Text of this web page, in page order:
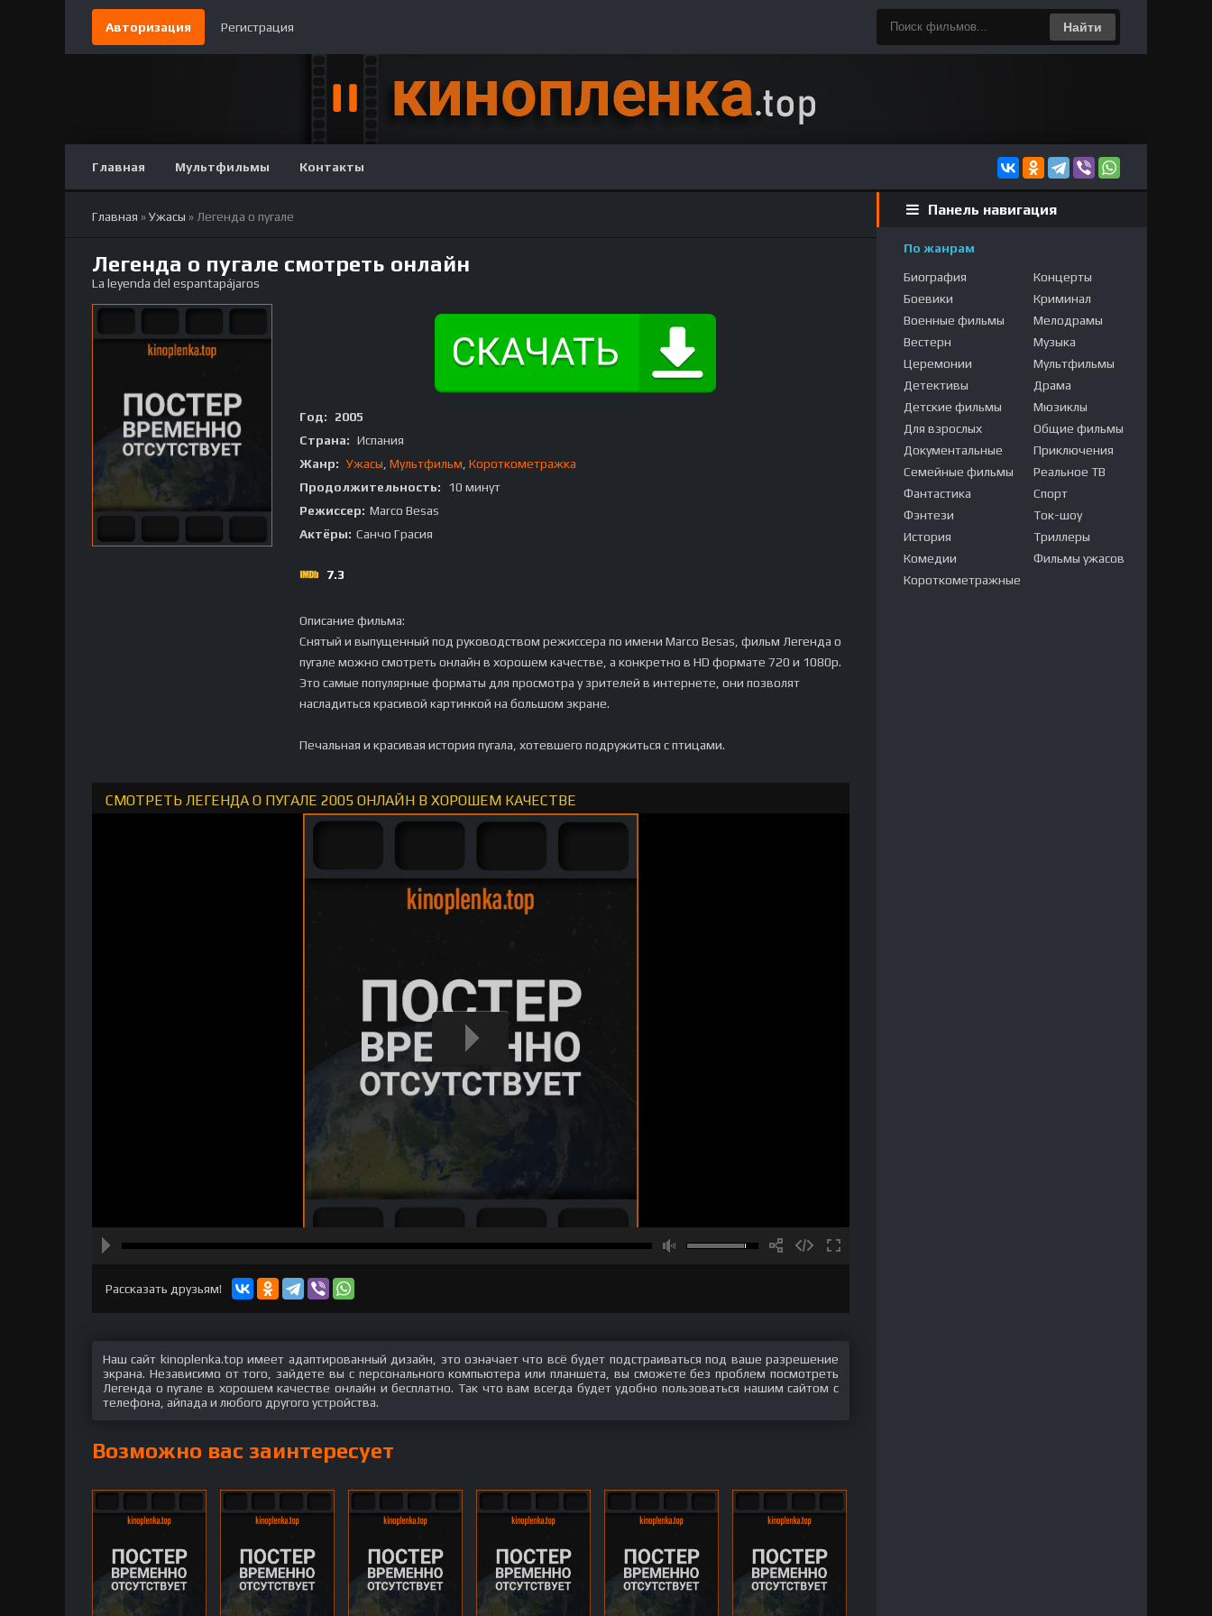
Авторизация Регистрация Найти
Главная Мультфильмы Контакты
Главная »Ужасы » Легенда о пугале
Легенда о пугале смотреть онлайн
La leyenda del espantapájaros
Год:
2005
Страна: Испания
Жанр: Ужасы Мультфильм Короткометражка
Продолжительность:
10 минут
Режиссер: Marco Besas
Актёры: Санчо Грасия
7.3
Описание фильма:
Снятый и выпущенный под руководством режиссера по имени Marco Besas, фильм Легенда о
пугале можно смотреть онлайн в хорошем качестве, а конкретно в HD формате 720 и 1080p.
Это самые популярные форматы для просмотра у зрителей в интернете, они позволят
насладиться красивой картинкой на большом экране.
Печальная и красивая история пугала, хотевшего подружиться с птицами.
СМОТРЕТЬ ЛЕГЕНДА О ПУГАЛЕ 2005 ОНЛАЙН В ХОРОШЕМ КАЧЕСТВЕ
Рассказать друзьям!
Наш сайт kinoplenka.top имеет адаптированный дизайн, это означает что всё будет подстраиваться под ваше разрешение
экрана. Независимо от того, зайдете вы с персонального компьютера или планшета, вы сможете без проблем посмотреть
Легенда о пугале в хорошем качестве онлайн и бесплатно. Так что вам всегда будет удобно пользоваться нашим сайтом с
телефона, айпада и любого другого устройства.
Возможно вас заинтересует
Панель навигация
По жанрам
Биография
Боевики
Военные фильмы
Вестерн
Церемонии
Детективы
Детские фильмы
Для взрослых
Документальные
Семейные фильмы
Фантастика
Фэнтези
История
Комедии
Короткометражные
Концерты
Криминал
Мелодрамы
Музыка
Мультфильмы
Драма
Мюзиклы
Общие фильмы
Приключения
Реальное ТВ
Спорт
Ток-шоу
Триллеры
Фильмы ужасов